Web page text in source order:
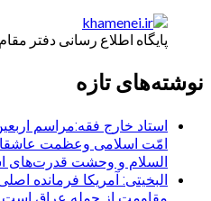
پایگاه اطلاع رسانی دفتر
نوشته‌های تازه
استاد خارج فقه:مراسم
امّت اسلامی وعظمت عاشقان
السلام و وحشت قدرت‌های
البخیتی: آمریکا فرمانده
مقاومت از جمله عراق است